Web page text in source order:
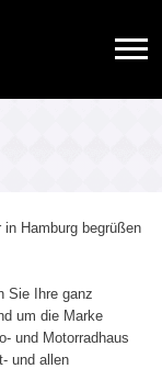
Hamburg begrüßen
Sie Ihre ganz
um die Marke
und Motorradhaus
und allen